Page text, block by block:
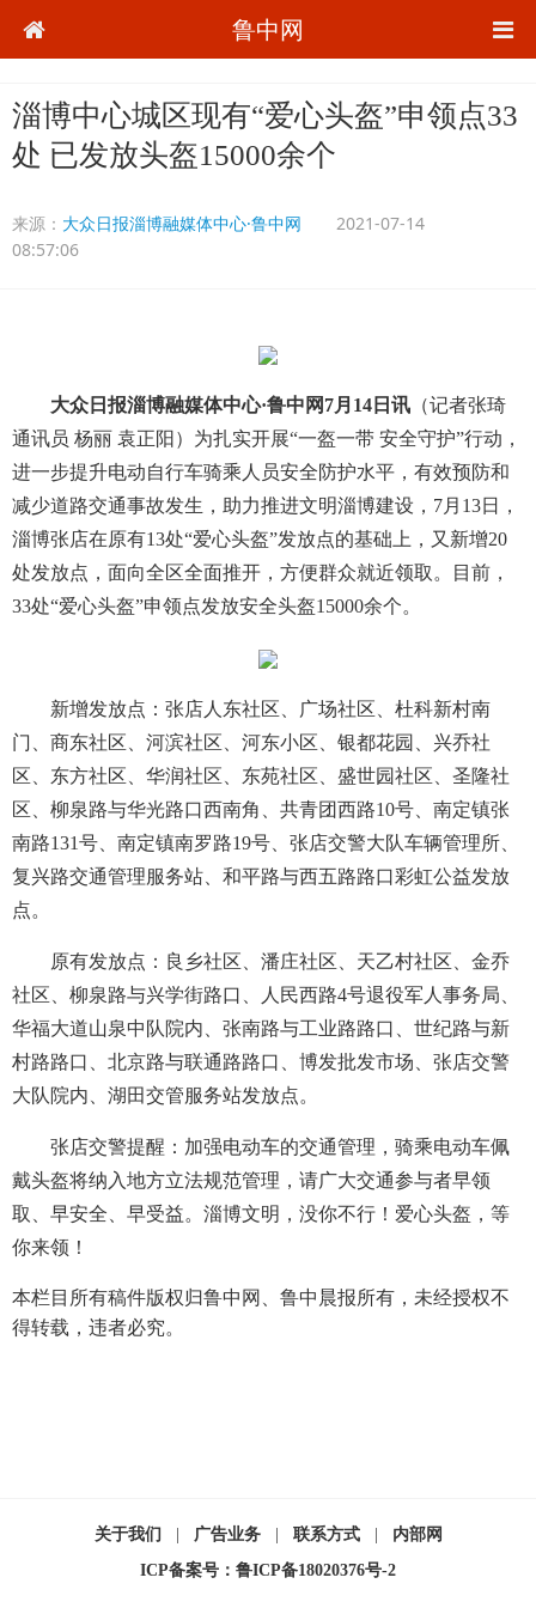
鲁中网
淄博中心城区现有“爱心头盔”申领点33
处 已发放头盔15000余个
来源： 大众日报淄博融媒体中心·鲁中网
2021-07-14
08:57:06
大众日报淄博融媒体中心·鲁中网7月14日讯 （记者张琦
通讯员 杨丽 袁正阳）为扎实开展“一盔一带 安全守护”行动，
进一步提升电动自行车骑乘人员安全防护水平，有效预防和
减少道路交通事故发生，助力推进文明淄博建设，7月13日，
淄博张店在原有13处“爱心头盔”发放点的基础上，又新增20
处发放点，面向全区全面推开，方便群众就近领取。目前，
33处“爱心头盔”申领点发放安全头盔15000余个。
新增发放点：张店人东社区、广场社区、杜科新村南
门、商东社区、河滨社区、河东小区、银都花园、兴乔社
区、东方社区、华润社区、东苑社区、盛世园社区、圣隆社
区、柳泉路与华光路口西南角、共青团西路10号、南定镇张
南路131号、南定镇南罗路19号、张店交警大队车辆管理所、
复兴路交通管理服务站、和平路与西五路路口彩虹公益发放
点。
原有发放点：良乡社区、潘庄社区、天乙村社区、金乔
社区、柳泉路与兴学街路口、人民西路4号退役军人事务局、
华福大道山泉中队院内、张南路与工业路路口、世纪路与新
村路路口、北京路与联通路路口、博发批发市场、张店交警
大队院内、湖田交管服务站发放点。
张店交警提醒：加强电动车的交通管理，骑乘电动车佩
戴头盔将纳入地方立法规范管理，请广大交通参与者早领
取、早安全、早受益。淄博文明，没你不行！爱心头盔，等
你来领！
本栏目所有稿件版权归鲁中网、鲁中晨报所有，未经授权不
得转载，违者必究。
关于我们 广告业务 联系方式
内部网
ICP备案号：鲁ICP备18020376号-2